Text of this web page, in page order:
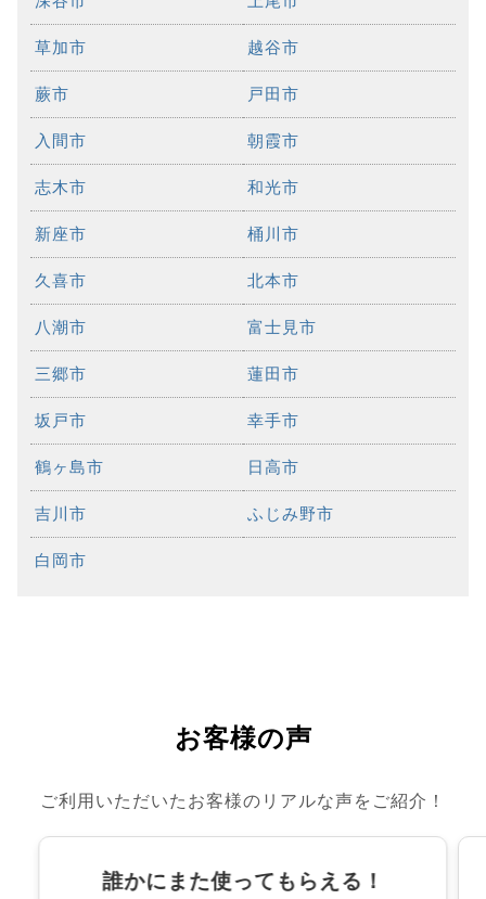
草加市 越谷市
蕨市 戸田市
入間市 朝霞市
志木市 和光市
新座市 桶川市
久喜市 北本市
八潮市 富士見市
三郷市 蓮田市
坂戸市 幸手市
鶴ヶ島市 日高市
吉川市 ふじみ野市
白岡市
お客様の声
ご利用いただいたお客様のリアルな声をご紹介！
誰かにまた使ってもらえる！